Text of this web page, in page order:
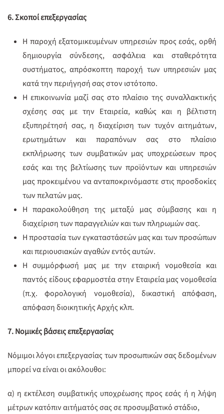
6. Σκοποί επεξεργασίας
H παροχή εξατομικευμένων υπηρεσιών προς εσάς, ορθή
δημιουργία σύνδεσης, ασφάλεια και σταθερότητα
συστήματος, απρόσκοπτη παροχή των υπηρεσιών μας
κατά την περιήγησή σας στον ιστότοπο.
Η επικοινωνία μαζί σας στο πλαίσιο της συναλλακτικής
σχέσης σας με την Εταιρεία, καθώς και η βέλτιστη
εξυπηρέτησή σας, η διαχείριση των τυχόν αιτημάτων,
ερωτημάτων και παραπόνων σας στο πλαίσιο
εκπλήρωσης των συμβατικών μας υποχρεώσεων προς
εσάς και της βελτίωσης των προϊόντων και υπηρεσιών
μας προκειμένου να ανταποκρινόμαστε στις προσδοκίες
των πελατών μας.
Η παρακολούθηση της μεταξύ μας σύμβασης και η
διαχείριση των παραγγελιών και των πληρωμών σας.
Η προστασία των εγκαταστάσεών μας και των προσώπων
και περιουσιακών αγαθών εντός αυτών.
Η συμμόρφωσή μας με την εταιρική νομοθεσία και
παντός είδους εφαρμοστέα στην Εταιρεία μας νομοθεσία
(π.χ. φορολογική νομοθεσία), δικαστική απόφαση,
απόφαση διοικητικής Αρχής κλπ.
7. Νομικές βάσεις επεξεργασίας
Νόμιμοι λόγοι επεξεργασίας των προσωπικών σας δεδομένων
μπορεί να είναι οι ακόλουθοι:
α) η εκτέλεση συμβατικής υποχρέωσης προς εσάς ή η λήψη
μέτρων κατόπιν αιτήματός σας σε προσυμβατικό στάδιο,